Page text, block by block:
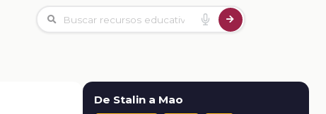
De Stalin a Mao